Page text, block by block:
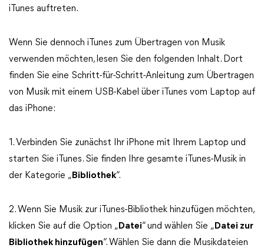
iTunes auftreten.
Wenn Sie dennoch iTunes zum Übertragen von Musik
verwenden möchten, lesen Sie den folgenden Inhalt. Dort
finden Sie eine Schritt-für-Schritt-Anleitung zum Übertragen
von Musik mit einem USB-Kabel über iTunes vom Laptop auf
das iPhone:
1. Verbinden Sie zunächst Ihr iPhone mit Ihrem Laptop und
starten Sie iTunes. Sie finden Ihre gesamte iTunes-Musik in
der Kategorie „ Bibliothek“.
2. Wenn Sie Musik zur iTunes-Bibliothek hinzufügen möchten,
klicken Sie auf die Option „ Datei“ und wählen Sie „ Datei zur
Bibliothek hinzufügen“. Wählen Sie dann die Musikdateien